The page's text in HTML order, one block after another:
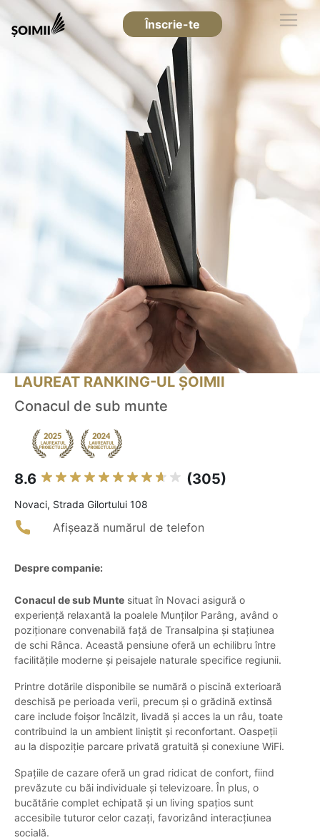
Înscrie-te
LAUREAT RANKING-UL ȘOIMII
Conacul de sub munte
8.6 (305)
Novaci, Strada Gilortului 108
Afișează numărul de telefon
Despre companie:
Conacul de sub Munte situat în Novaci asigură o
experiență relaxantă la poalele Munților Parâng, având o
poziționare convenabilă față de Transalpina și stațiunea
de schi Rânca. Această pensiune oferă un echilibru între
facilitățile moderne și peisajele naturale specifice regiunii.
Printre dotările disponibile se numără o piscină exterioară
deschisă pe perioada verii, precum și o grădină extinsă
care include foișor încălzit, livadă și acces la un râu, toate
contribuind la un ambient liniștit și reconfortant. Oaspeții
au la dispoziție parcare privată gratuită și conexiune WiFi.
Spațiile de cazare oferă un grad ridicat de confort, fiind
prevăzute cu băi individuale și televizoare. În plus, o
bucătărie complet echipată și un living spațios sunt
accesibile tuturor celor cazați, favorizând interacțiunea
socială.